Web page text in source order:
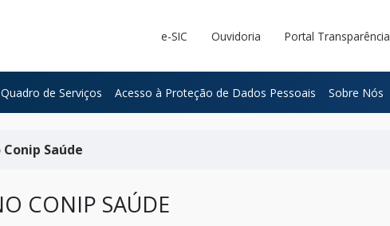
e-SIC Ouvidoria Portal Transparência
Quadro de Serviços Acesso à Proteção de Dados Pessoais Sobre Nós
Saúde
CONIP SAÚDE